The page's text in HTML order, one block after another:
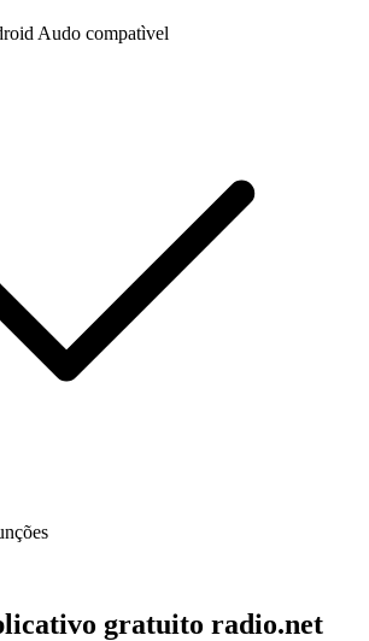
Audo compatìvel
gratuito radio.net